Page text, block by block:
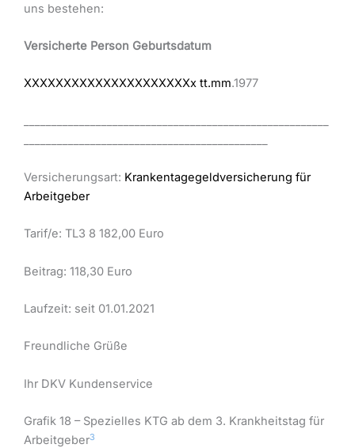
uns bestehen:
Versicherte Person Geburtsdatum
XXXXXXXXXXXXXXXXXXXXXx tt.mm.1977
Versicherungsart: Krankentagegeldversicherung für
Arbeitgeber
Tarif/e: TL3 8 182,00 Euro
Beitrag: 118,30 Euro
Laufzeit: seit 01.01.2021
Freundliche Grüße
Ihr DKV Kundenservice
Grafik 18 – Spezielles KTG ab dem 3. Krankheitstag für
Arbeitgeber3